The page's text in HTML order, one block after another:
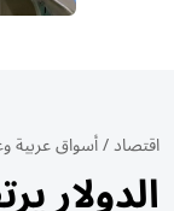
اقتصاد/أسواق عربية